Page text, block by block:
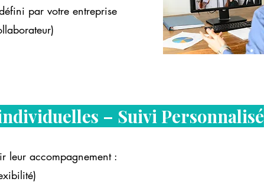
par votre entreprise
– Suivi Personnalisé
leur accompagnement :